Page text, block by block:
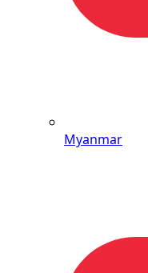
Myanmar